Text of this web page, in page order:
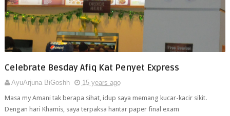
Celebrate Besday Afiq Kat Penyet Express
AyuArjuna BiGoshh
15 years ago
Masa my Amani tak berapa sihat, idup saya memang kucar-kacir sikit.
Dengan hari Khamis, saya terpaksa hantar paper final exam